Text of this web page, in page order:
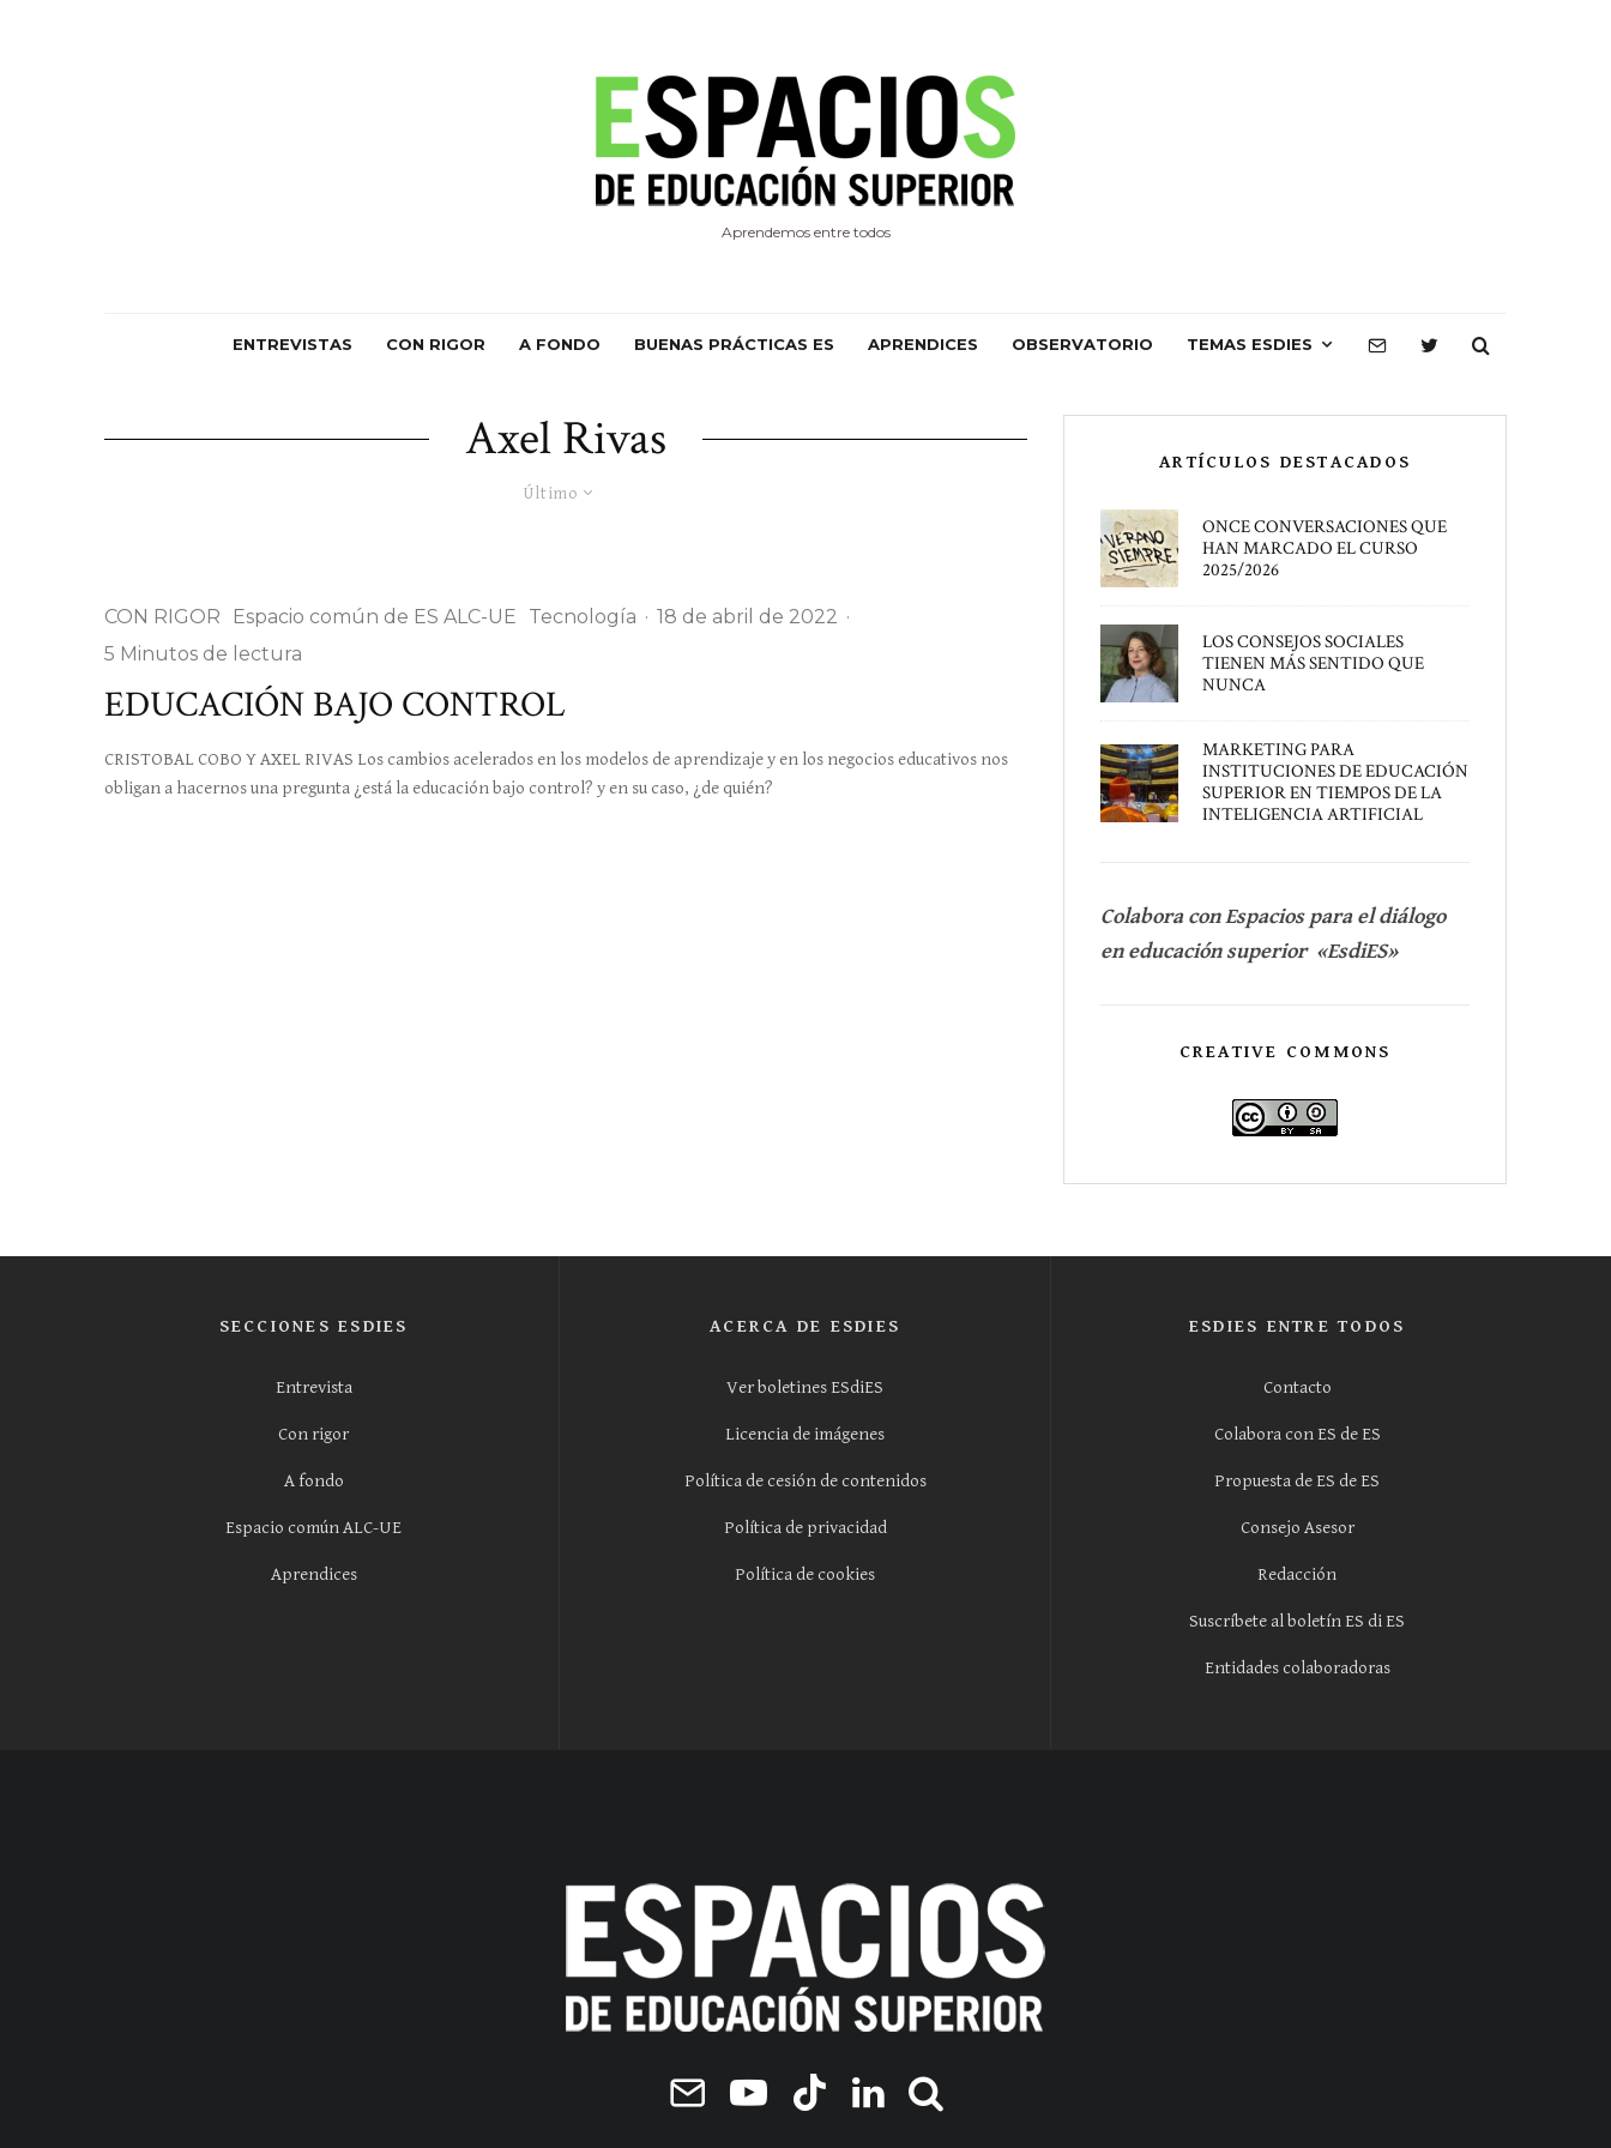
Aprendemos entre todos
ENTREVISTAS CON RIGOR A FONDO BUENAS PRÁCTICAS ES APRENDICES OBSERVATORIO TEMAS ESDIES
Axel Rivas
Último
CON RIGOR Espacio común de ES ALC-UE Tecnología · 18 de abril de 2022 ·
5 Minutos de lectura
EDUCACIÓN BAJO CONTROL
CRISTOBAL COBO Y AXEL RIVAS Los cambios acelerados en los modelos de aprendizaje y en los negocios educativos nos
obligan a hacernos una pregunta ¿está la educación bajo control? y en su caso, ¿de quién?
ARTÍCULOS DESTACADOS
ONCE CONVERSACIONES QUE
HAN MARCADO EL CURSO
2025/2026
LOS CONSEJOS SOCIALES
TIENEN MÁS SENTIDO QUE
NUNCA
MARKETING PARA
INSTITUCIONES DE EDUCACIÓN
SUPERIOR EN TIEMPOS DE LA
INTELIGENCIA ARTIFICIAL
Colabora con Espacios para el diálogo
en educación superior «EsdiES»
CREATIVE COMMONS
SECCIONES ESDIES
Entrevista
Con rigor
A fondo
Espacio común ALC-UE
Aprendices
ACERCA DE ESDIES
Ver boletines ESdiES
Licencia de imágenes
Política de cesión de contenidos
Política de privacidad
Política de cookies
ESDIES ENTRE TODOS
Contacto
Colabora con ES de ES
Propuesta de ES de ES
Consejo Asesor
Redacción
Suscríbete al boletín ES di ES
Entidades colaboradoras